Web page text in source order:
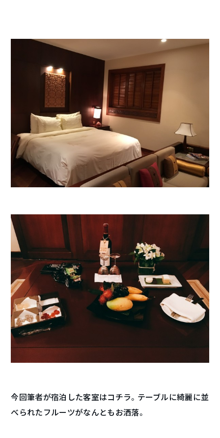
今回筆者が宿泊した客室はコチラ。テーブルに綺麗に並
べられたフルーツがなんともお洒落。